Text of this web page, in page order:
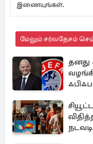
இணையுங்கள்.
மேலும் சர்வதேசம்
தனது